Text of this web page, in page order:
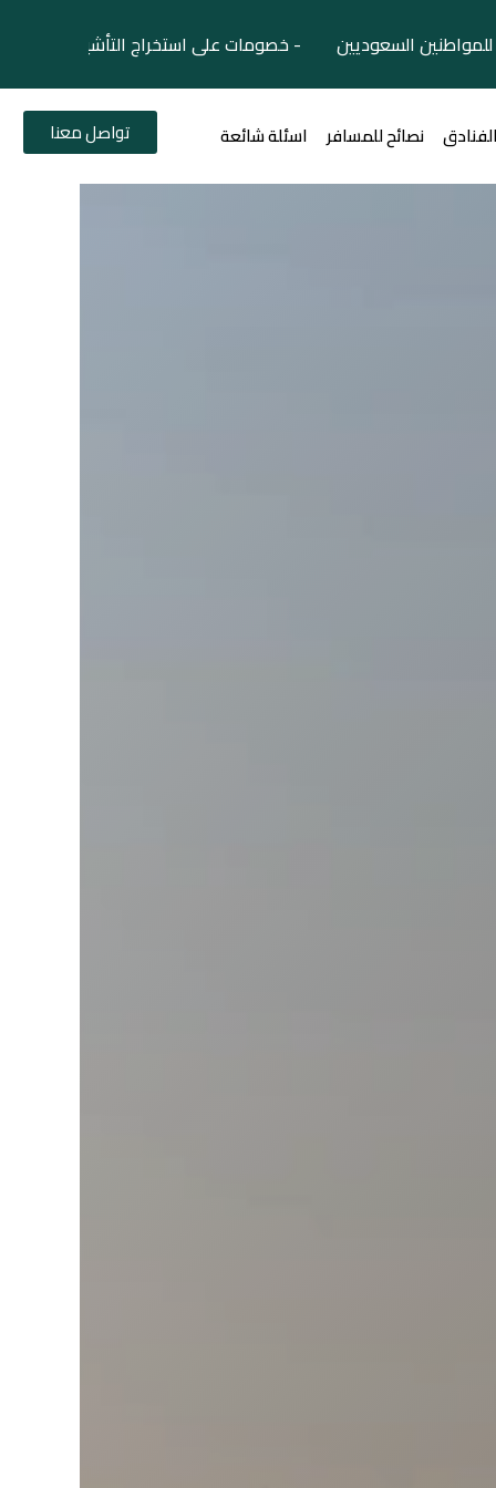
السعوديين - خصومات على استخراج التأشيرات
نصائح للمسافر اسئلة شائعة تواصل معنا